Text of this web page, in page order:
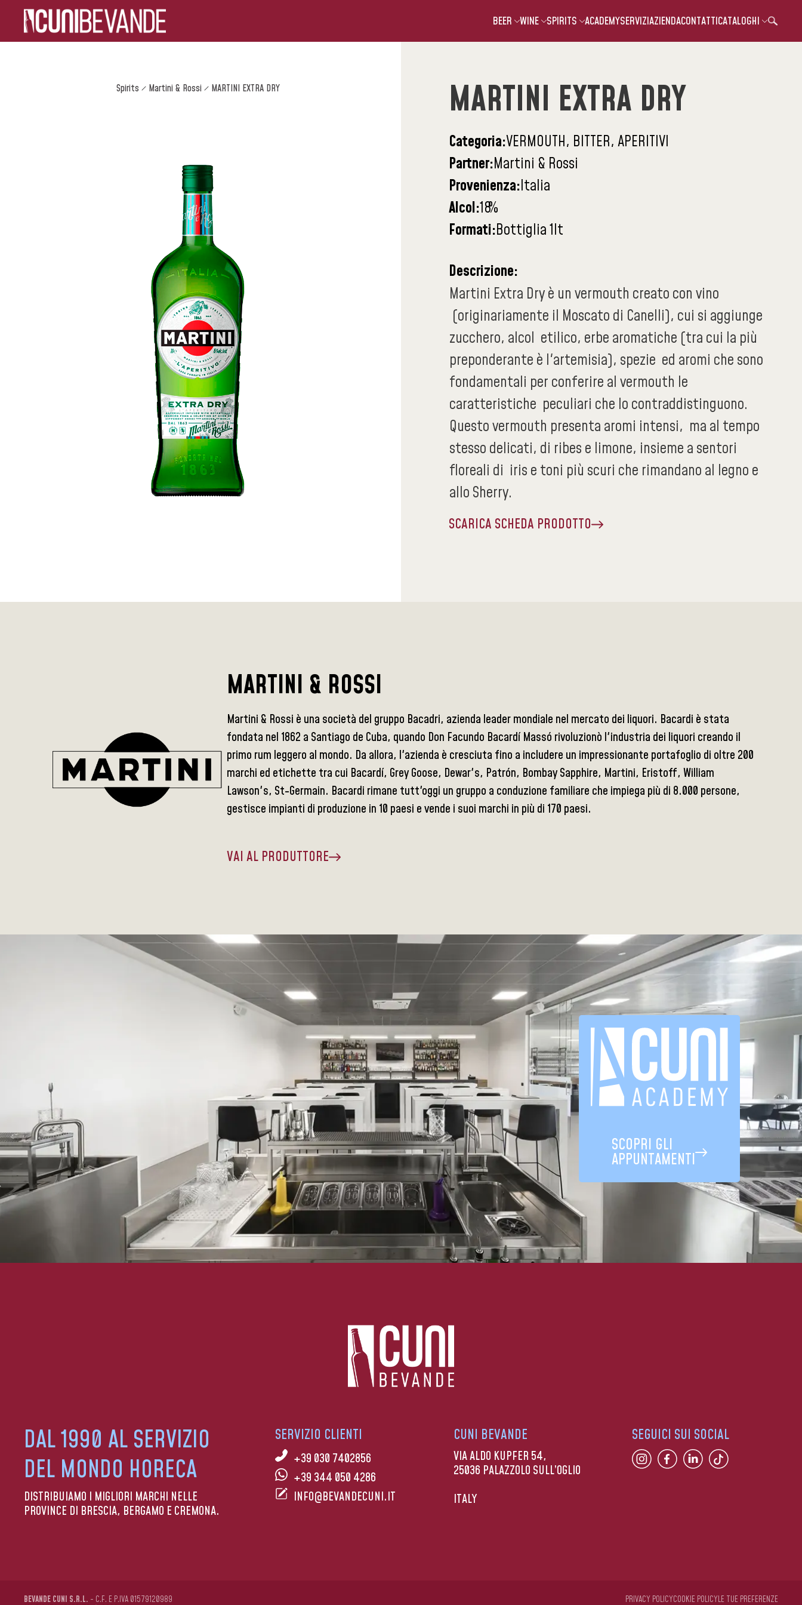
BEER WINE SPIRITS ACADEMYSERVIZIAZIENDACONTATTICATALOGHI
Spirits Martini & Rossi MARTINI EXTRA DRY MARTINI EXTRA DRY
Categoria:VERMOUTH, BITTER, APERITIVI
Partner:Martini & Rossi
Provenienza:Italia
Alcol:18%
Formati:Bottiglia 1lt
Descrizione:
Martini Extra Dry è un vermouth creato con vino
(originariamente il Moscato di Canelli), cui si aggiunge
zucchero, alcol etilico, erbe aromatiche (tra cui la più
preponderante è l'artemisia), spezie ed aromi che sono
fondamentali per conferire al vermouth le
caratteristiche peculiari che lo contraddistinguono.
Questo vermouth presenta aromi intensi, ma al tempo
stesso delicati, di ribes e limone, insieme a sentori
floreali di iris e toni più scuri che rimandano al legno e
allo Sherry.
SCARICA SCHEDA PRODOTTO
MARTINI & ROSSI
Martini & Rossi è una società del gruppo Bacadri, azienda leader mondiale nel mercato dei liquori. Bacardi è stata
fondata nel 1862 a Santiago de Cuba, quando Don Facundo Bacardí Massó rivoluzionò l'industria dei liquori creando il
primo rum leggero al mondo. Da allora, l'azienda è cresciuta fino a includere un impressionante portafoglio di oltre 200
marchi ed etichette tra cui Bacardí, Grey Goose, Dewar's, Patrón, Bombay Sapphire, Martini, Eristoff, William
Lawson's, St-Germain. Bacardi rimane tutt'oggi un gruppo a conduzione familiare che impiega più di 8.000 persone,
gestisce impianti di produzione in 10 paesi e vende i suoi marchi in più di 170 paesi.
VAI AL PRODUTTORE
SCOPRI GLI
APPUNTAMENTI
DAL 1990 AL SERVIZIO
DEL MONDO HORECA
DISTRIBUIAMO I MIGLIORI MARCHI NELLE
PROVINCE DI BRESCIA, BERGAMO E CREMONA.
SERVIZIO CLIENTI
+39 030 7402856
+39 344 050 4286
INFO@BEVANDECUNI.IT
CUNI BEVANDE
VIA ALDO KUPFER 54,
25036 PALAZZOLO SULL’OGLIO
ITALY
SEGUICI SUI SOCIAL
BEVANDE CUNI S.R.L. - C.F. E P.IVA 01579120989
PRIVACY POLICYCOOKIE POLICYLE TUE PREFERENZE